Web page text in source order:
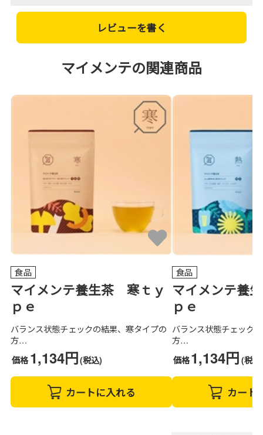
レビューを書く
マイメンテの関連商品
マイメンテ養生茶 寒ｔｙ
ｐｅ
食品
バランス状態チェックの結果、寒タイプの
方…
価格1,134円(税込)
カートに入れる
マイメンテ養
ｐｅ
食品
バランス状態チェック
方…
価格1,134円 (税込)
カート